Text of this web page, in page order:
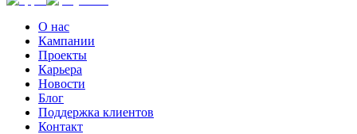
О нас
Кампании
Проекты
Карьера
Новости
Блог
Поддержка клиентов
Контакт